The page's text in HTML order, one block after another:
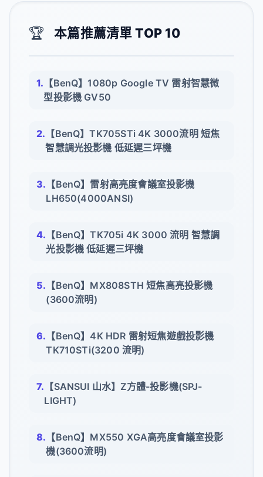
🏆 本篇推薦清單 TOP 10
【BenQ】1080p Google TV 雷射智慧微
型投影機 GV50
【BenQ】TK705STi 4K 3000流明 短焦
智慧調光投影機 低延遲三坪機
【BenQ】雷射高亮度會議室投影機
LH650(4000ANSI)
【BenQ】TK705i 4K 3000 流明 智慧調
光投影機 低延遲三坪機
【BenQ】MX808STH 短焦高亮投影機
(3600流明)
【BenQ】4K HDR 雷射短焦遊戲投影機
TK710STi(3200 流明)
【SANSUI 山水】Z方體-投影機(SPJ-
LIGHT)
【BenQ】MX550 XGA高亮度會議室投影
機(3600流明)